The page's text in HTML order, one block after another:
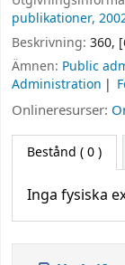
publikationer,
Beskrivning: 360,
Ämnen: Public
Administration
Onlineresurser:
Bestånd ( 0 )
Inga fysiska